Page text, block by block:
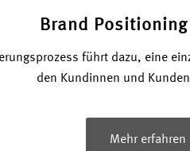
Brand Positioning
führt dazu, eine
den Kundinnen und
Mehr erfahren